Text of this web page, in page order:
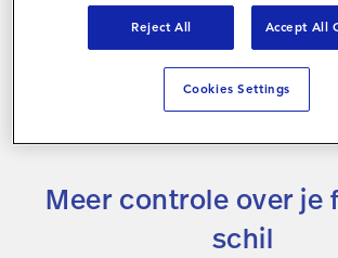
Met onze op maat gemaakte data-
je heldere inzichten, zodat je
professionals altijd op het juiste
tegen de juiste prijs kunt
Meer controle over je
schil
Reject All Accept All
Cookies Settings